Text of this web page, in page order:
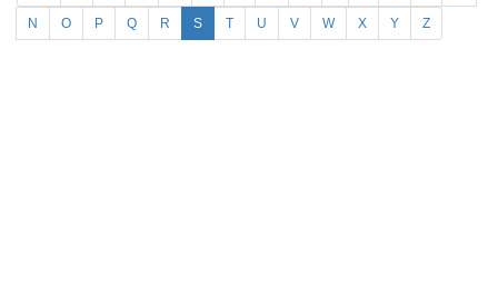
N O P Q R S T U V W X Y Z